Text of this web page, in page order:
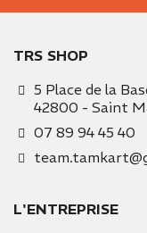
TRS SHOP
5 Place de la
42800 - Saint
07 89 94 45 40
L'ENTREPRISE